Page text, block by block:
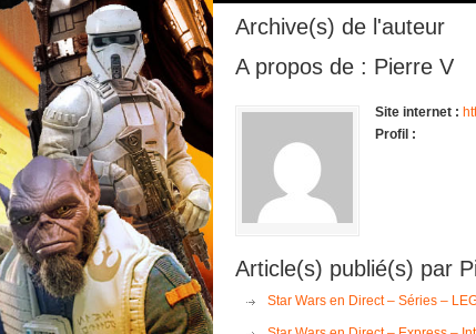
Archive(s) de l'auteur
A propos de : Pierre V
Site internet :
Profil :
Article(s) publié(s) par
Star Wars en Direct – Séries –